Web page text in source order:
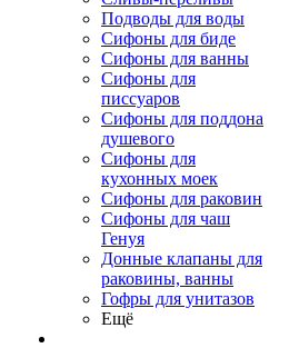
Подводы для воды
Сифоны для биде
Сифоны для ванны
Сифоны для
писсуаров
Сифоны для поддона
душевого
Сифоны для
кухонных моек
Сифоны для раковин
Сифоны для чаш
Генуя
Донные клапаны для
раковины, ванны
Гофры для унитазов
Ещё